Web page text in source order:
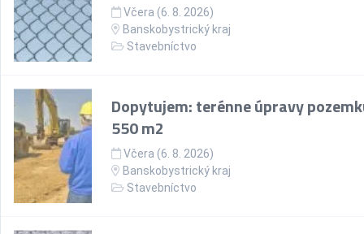
Včera (6. 8. 2026)
Banskobystrický kraj
Stavebníctvo
Dopytujem: terénne úpravy
550 m2
Včera (6. 8. 2026)
Banskobystrický kraj
Stavebníctvo